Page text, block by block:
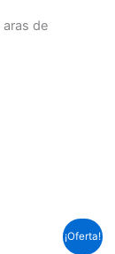
de
¡Oferta!
precio